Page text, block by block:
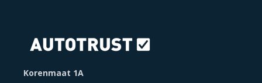
Korenmaat 1A